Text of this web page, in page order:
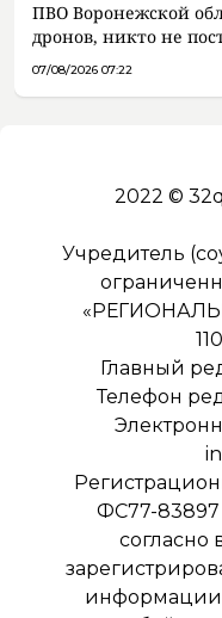
ПВО Воронежской
дронов, никто не
07/08/2026 07:22
2022 ©
Учредитель
Главный
Телефон
ФС77-83897
согласно